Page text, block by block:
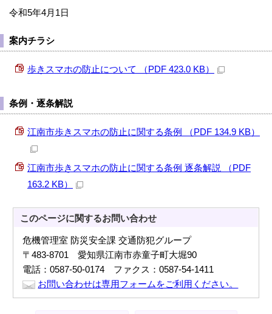
令和5年4月1日
案内チラシ
歩きスマホの防止について （PDF 423.0 KB）
条例・逐条解説
江南市歩きスマホの防止に関する条例 （PDF 134.9 KB）
江南市歩きスマホの防止に関する条例 逐条解説 （PDF
163.2 KB）
このページに関するお問い合わせ
危機管理室 防災安全課 交通防犯グループ
〒483-8701 愛知県江南市赤童子町大堀90
電話：0587-50-0174 ファクス：0587-54-1411
お問い合わせは専用フォームをご利用ください。